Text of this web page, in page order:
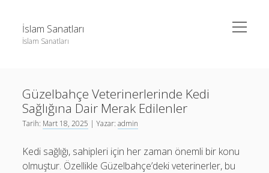
İslam Sanatları
İslam Sanatları
menüyü
aç
Liste
Sayfa Listesi
Instagram Beğeni Yükseltme Bedava
Sayfa Listesi
Güzelbahçe Veterinerlerinde Kedi
Sağlığına Dair Merak Edilenler
Tarih: Mart 18, 2025 | Yazar:admin
Kedi sağlığı, sahipleri için her zaman önemli bir konu
olmuştur. Özellikle Güzelbahçe’deki veterinerler, bu